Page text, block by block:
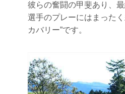
彼らの奮闘の甲斐あり、
選手のプレーにはまった
カバリー”です。